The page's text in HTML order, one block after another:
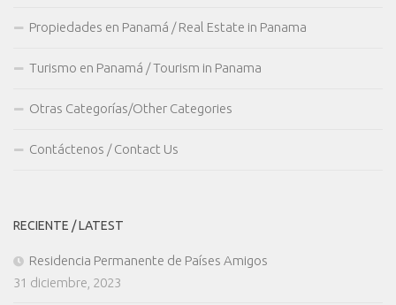
Propiedades en Panamá / Real Estate in Panama
Turismo en Panamá / Tourism in Panama
Otras Categorías/Other Categories
Contáctenos / Contact Us
RECIENTE / LATEST
Residencia Permanente de Países Amigos
31 diciembre, 2023